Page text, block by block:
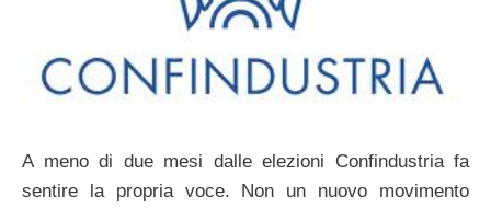
A meno di due mesi dalle elezioni Confindustria fa
sentire la propria voce. Non un nuovo movimento